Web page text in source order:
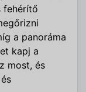
fehérítő
a panoráma
kapj a
most, és